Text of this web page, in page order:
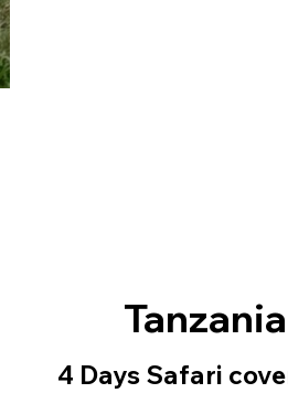
Tanzania
4 Days Safari